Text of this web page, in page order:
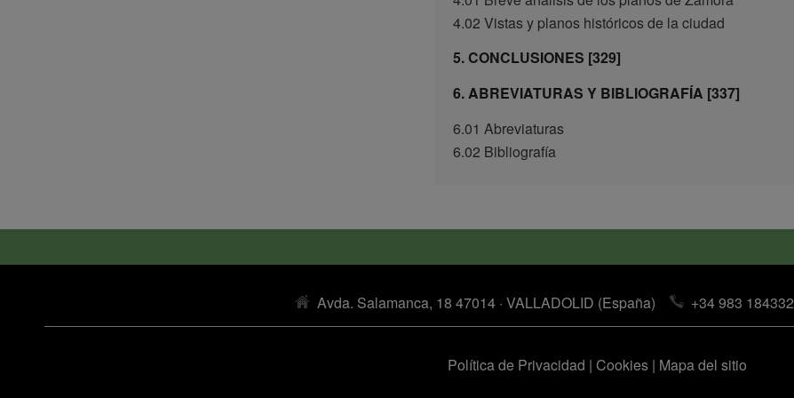
4.02 Vistas y planos históricos de la ciudad
5. CONCLUSIONES [329]
6. ABREVIATURAS Y BIBLIOGRAFÍA [337]
6.01 Abreviaturas
6.02 Bibliografía
Avda. Salamanca, 18 47014 · VALLADOLID (España) +34 983 184332
Política de Privacidad | Cookies| Mapa del sitio